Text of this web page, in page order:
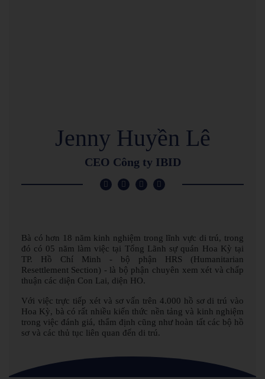
Jenny Huyền Lê
CEO Công ty IBID
Bà có hơn 18 năm kinh nghiệm trong lĩnh vực di trú, trong
đó có 05 năm làm việc tại Tổng Lãnh sự quán Hoa Kỳ tại
TP. Hồ Chí Minh - bộ phận HRS (Humanitarian
Resettlement Section) - là bộ phận chuyên xem xét và chấp
thuận các diện Con Lai, diện HO.
Với việc trực tiếp xét và sơ vấn trên 4.000 hồ sơ di trú vào
Hoa Kỳ, bà có rất nhiều kiến thức nền tảng và kinh nghiệm
trong việc đánh giá, thẩm định cũng như hoàn tất các bộ hồ
sơ và các thủ tục liên quan đến di trú.